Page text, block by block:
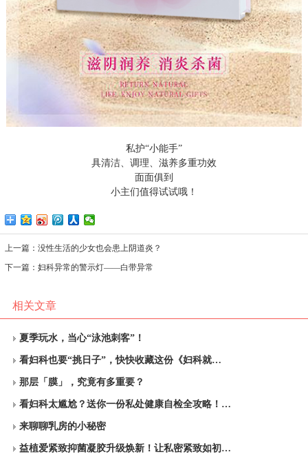
私护“小能手”
具清洁、调理、滋养多重功效
面面俱到
小主们值得试试哦！
上一篇： 没性生活的少女也会患上阴道炎？
下一篇： 妇科异常的警示灯——白带异常
相关文章
夏季玩水，当心“泳池刺客”！
看妇科也要“挑日子”，快快收藏这份《妇科就…
那层「膜」，究竟有多重要？
看妇科太尴尬？送你一份私处健康自检全攻略！…
来聊聊乳房的小秘密
益植爱紧致抑菌凝胶升级焕新！让私密紧致如初…